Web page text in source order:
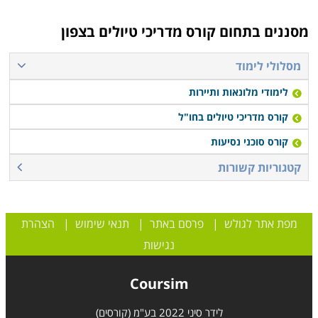
את קורס מדריכי טיולים באזור הצפון, אנו מזמינים אתכם
להתקשר ליועצות הלימודים המיומנות שלנו, שינסו לאתר
עבורכם עוד הזדמנויות אטרקטיביות שיתאימו לצרכיכם.
מסננים בתחום קורס מדריכי טיולים בצפון
מסלולי לימוד
לימודי מלונאות ותיירות
קורס מדריכי טיולים בחו"ל
קורס סוכני נסיעות
קטגוריות קשורות
מפת אתר לגולש |פרסם באתר | תנאי שימוש | הצהרת
נגישות
Coursim
לידר סיני 2022 בע"מ (קורסים)